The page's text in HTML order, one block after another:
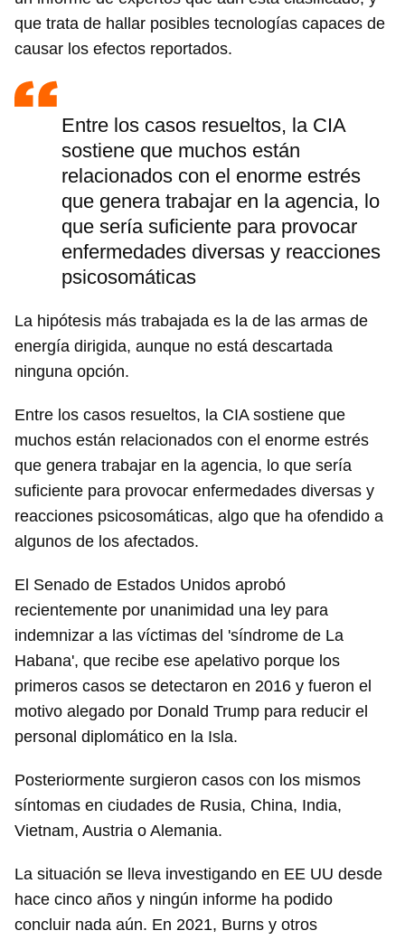
Guardar como favorito
Para poder guardar como favorito, primero has de
iniciar sesión con tu cuenta de 14ymedio.
INICIAR SESIÓN CANCELAR
que trata de hallar posibles tecnologías capaces de
causar los efectos reportados.
Entre los casos resueltos, la CIA
sostiene que muchos están
relacionados con el enorme estrés
que genera trabajar en la agencia, lo
que sería suficiente para provocar
enfermedades diversas y reacciones
psicosomáticas
La hipótesis más trabajada es la de las armas de
energía dirigida, aunque no está descartada
ninguna opción.
Entre los casos resueltos, la CIA sostiene que
muchos están relacionados con el enorme estrés
que genera trabajar en la agencia, lo que sería
suficiente para provocar enfermedades diversas y
reacciones psicosomáticas, algo que ha ofendido a
algunos de los afectados.
El Senado de Estados Unidos aprobó
recientemente por unanimidad una ley para
indemnizar a las víctimas del 'síndrome de La
Habana', que recibe ese apelativo porque los
primeros casos se detectaron en 2016 y fueron el
motivo alegado por Donald Trump para reducir el
personal diplomático en la Isla.
Posteriormente surgieron casos con los mismos
síntomas en ciudades de Rusia, China, India,
Vietnam, Austria o Alemania.
La situación se lleva investigando en EE UU desde
hace cinco años y ningún informe ha podido
concluir nada aún. En 2021, Burns y otros